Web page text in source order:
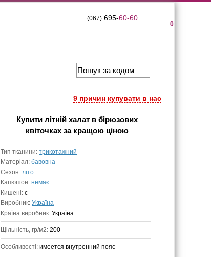
0
(067)695-60-60
9 причин купувати в нас
Купити літній халат в бірюзових
квіточкахза кращою ціною
Тип тканини: трикотажний
Матеріал: бавовна
Сезон: літо
Капюшон: немає
Кишені: є
Виробник: Україна
Країна виробник: Україна
Щільність, гр/м2: 200
Особливості: имеется внутренний пояс